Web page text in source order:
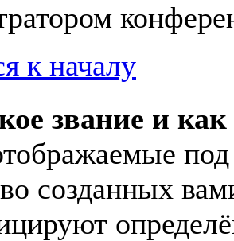
к началу
звание и
созданных